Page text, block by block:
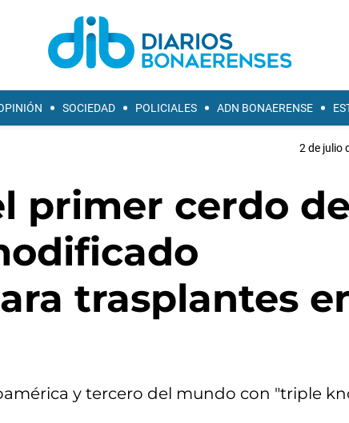
SOCIEDAD POLICIALES ADN BONAERENSE
2 de julio
primer cerdo
trasplantes
y tercero del mundo con "triple